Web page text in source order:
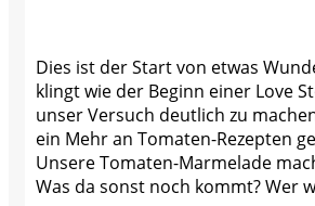
Dies ist der Start von etwas
klingt wie der Beginn einer Love
unser Versuch deutlich zu
ein Mehr an Tomaten-Rezepten
Unsere Tomaten-Marmelade
Was da sonst noch kommt? Wer